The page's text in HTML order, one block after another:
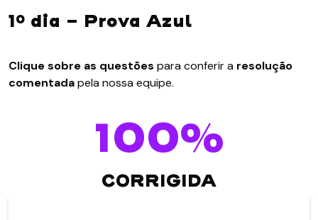
1º dia - Prova Azul
Clique sobre as questões para conferir a resolução
comentadapela nossa equipe.
100%
CORRIGIDA